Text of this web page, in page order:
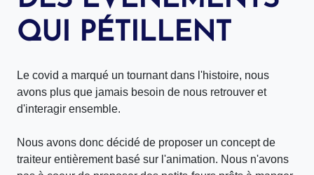
QUI PÉTILLENT
Le covid a marqué un tournant dans l'histoire, nous
avons plus que jamais besoin de nous retrouver et
d'interagir ensemble.
Nous avons donc décidé de proposer un concept de
traiteur entièrement basé sur l'animation. Nous n'avons